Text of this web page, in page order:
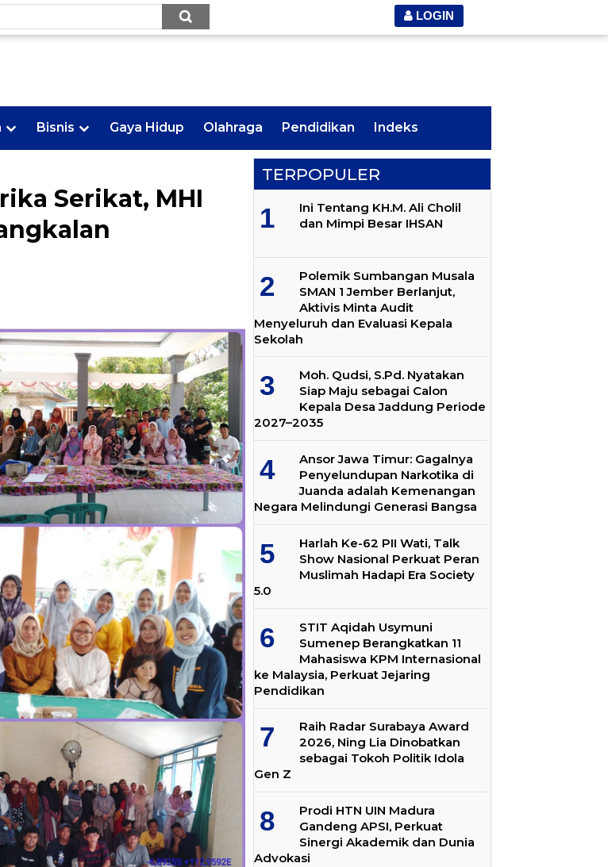
LOGIN
Bisnis Gaya Hidup Olahraga Pendidikan Indeks
Serikat, MHI
TERPOPULER
Ini Tentang KH.M. Ali Cholil
dan Mimpi Besar IHSAN
Polemik Sumbangan Musala
SMAN 1 Jember Berlanjut,
Aktivis Minta Audit
Menyeluruh dan Evaluasi Kepala
Sekolah
Moh. Qudsi, S.Pd. Nyatakan
Siap Maju sebagai Calon
Kepala Desa Jaddung Periode
2027–2035
Ansor Jawa Timur: Gagalnya
Penyelundupan Narkotika di
Juanda adalah Kemenangan
Negara Melindungi Generasi Bangsa
Harlah Ke-62 PII Wati, Talk
Show Nasional Perkuat Peran
Muslimah Hadapi Era Society
5.0
STIT Aqidah Usymuni
Sumenep Berangkatkan 11
Mahasiswa KPM Internasional
ke Malaysia, Perkuat Jejaring
Pendidikan
Raih Radar Surabaya Award
2026, Ning Lia Dinobatkan
sebagai Tokoh Politik Idola
Gen Z
Prodi HTN UIN Madura
Gandeng APSI, Perkuat
Sinergi Akademik dan Dunia
Advokasi